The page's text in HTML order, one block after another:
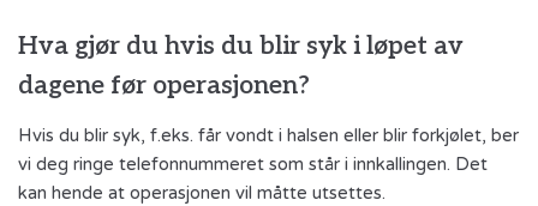
Hva gjør du hvis du blir syk i løpet av
dagene før operasjonen?
Hvis du blir syk, f.eks. får vondt i halsen eller blir forkjølet, ber
vi deg ringe telefonnummeret som står i innkallingen. Det
kan hende at operasjonen vil måtte utsettes.